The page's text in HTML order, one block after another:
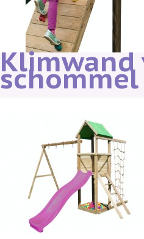
Klimwand
schommel